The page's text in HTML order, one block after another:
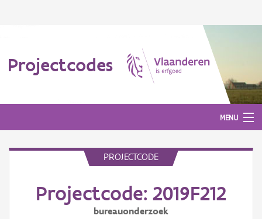
Projectcodes
MENU
PROJECTCODE
Projectcode: 2019F212
bureauonderzoek